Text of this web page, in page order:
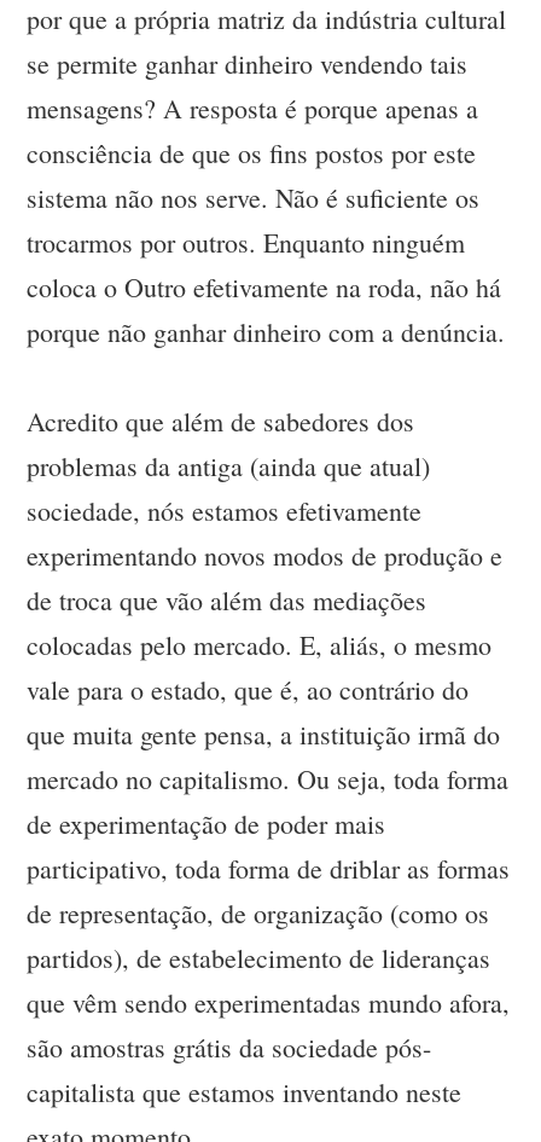
por que a própria matriz da indústria cultural
se permite ganhar dinheiro vendendo tais
mensagens? A resposta é porque apenas a
consciência de que os fins postos por este
sistema não nos serve. Não é suficiente os
trocarmos por outros. Enquanto ninguém
coloca o Outro efetivamente na roda, não há
porque não ganhar dinheiro com a denúncia.
Acredito que além de sabedores dos
problemas da antiga (ainda que atual)
sociedade, nós estamos efetivamente
experimentando novos modos de produção e
de troca que vão além das mediações
colocadas pelo mercado. E, aliás, o mesmo
vale para o estado, que é, ao contrário do
que muita gente pensa, a instituição irmã do
mercado no capitalismo. Ou seja, toda forma
de experimentação de poder mais
participativo, toda forma de driblar as formas
de representação, de organização (como os
partidos), de estabelecimento de lideranças
que vêm sendo experimentadas mundo afora,
são amostras grátis da sociedade pós-
capitalista que estamos inventando neste